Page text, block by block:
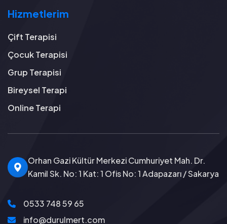
Hizmetlerim
Çift Terapisi
Çocuk Terapisi
Grup Terapisi
Bireysel Terapi
Online Terapi
Orhan Gazi Kültür Merkezi Cumhuriyet Mah. Dr.
Kamil Sk. No: 1 Kat: 1 Ofis No: 1 Adapazarı / Sakarya
0533 748 59 65
info@durulmert.com